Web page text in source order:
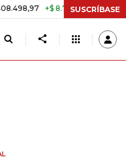
+$ 8.753,81 +2,19% TASA
SUSCRÍBASE